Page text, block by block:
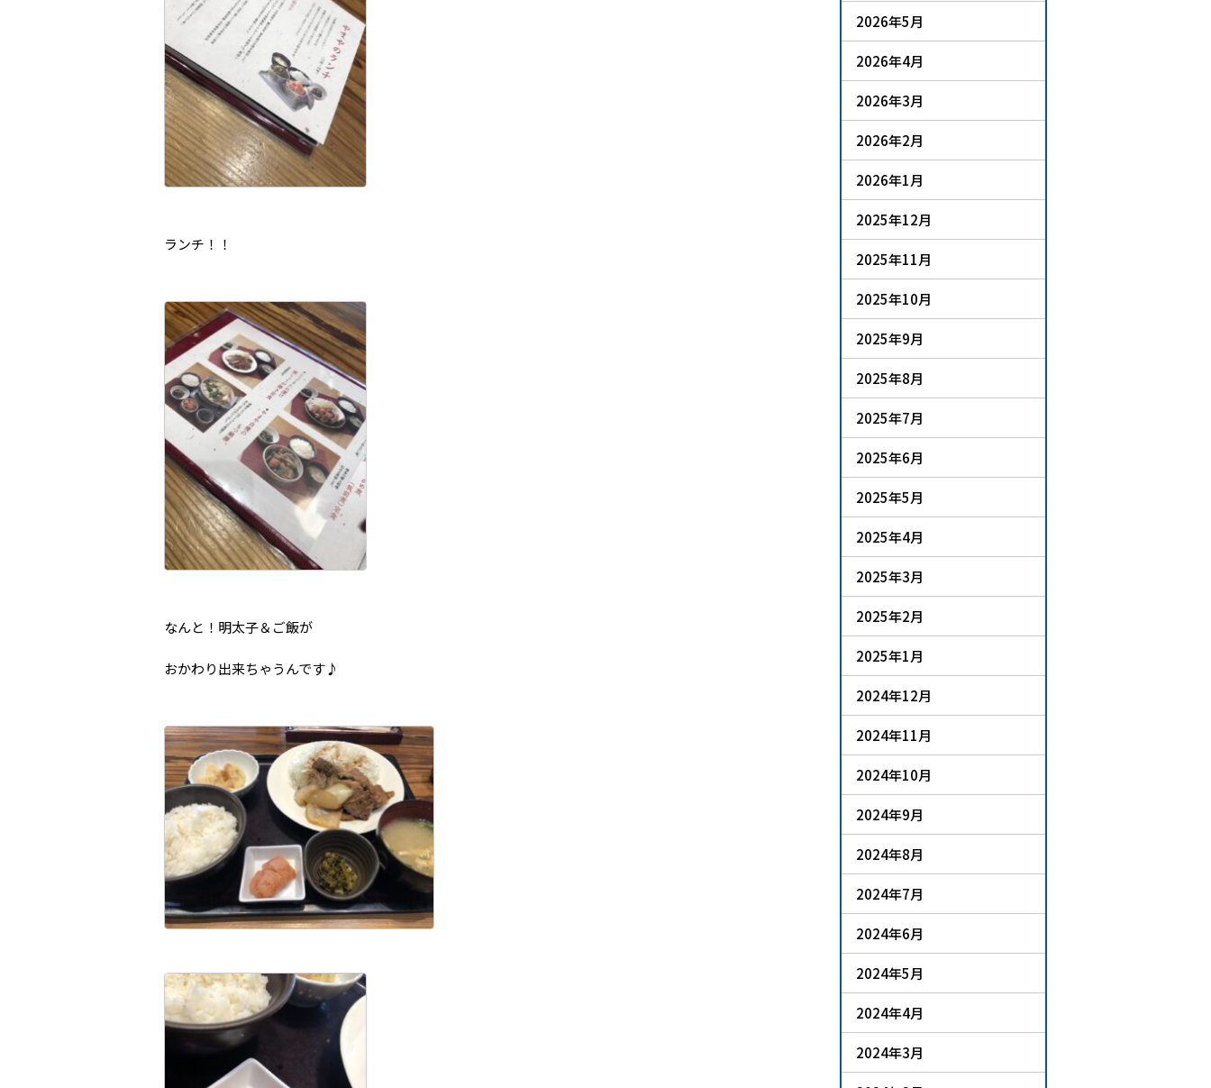
ランチ！！
なんと！明太子＆ご飯が
おかわり出来ちゃうんです♪
2026年5月
2026年4月
2026年3月
2026年2月
2026年1月
2025年12月
2025年11月
2025年10月
2025年9月
2025年8月
2025年7月
2025年6月
2025年5月
2025年4月
2025年3月
2025年2月
2025年1月
2024年12月
2024年11月
2024年10月
2024年9月
2024年8月
2024年7月
2024年6月
2024年5月
2024年4月
2024年3月